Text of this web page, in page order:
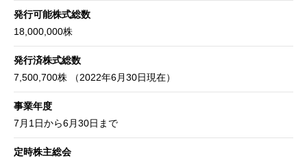
発行可能株式総数
18,000,000株
発行済株式総数
7,500,700株 （2022年6月30日現在）
事業年度
7月1日から6月30日まで
定時株主総会